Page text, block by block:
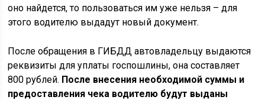
оно найдется, то пользоваться им уже нельзя – для
этого водителю выдадут новый документ.
После обращения в ГИБДД автовладельцу выдаются
реквизиты для уплаты госпошлины, она составляет
800 рублей. После внесения необходимой суммы и
предоставления чека водителю будут выданы